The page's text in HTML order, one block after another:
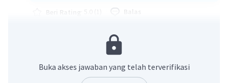
5.0 1 Balas
Buka akses jawaban yang telah terverifikasi